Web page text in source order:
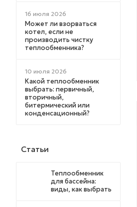
16 июля 2026
Может ли взорваться
котел, если не
производить чистку
теплообменника?
10 июля 2026
Какой теплообменник
выбрать: первичный,
вторичный,
битермический или
конденсационный?
Статьи
Теплообменник
для бассейна:
виды, как выбрать